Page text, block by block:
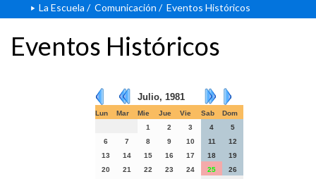
La Escuela / Comunicación / Eventos Históricos
Eventos Históricos
Julio, 1981
Lun Mar Mie Jue Vie Sab
Dom
1
2 3 4
5
6
7 8 9 10 11
12
13
14 15 16 17 18
19
20
21 22 23 24 25
26